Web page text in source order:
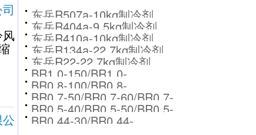
东岳R507a-10kg制冷剂
东岳R404a-9.5kg制冷剂
东岳R410a-10kg制冷剂
东岳R134a-22.7kg制冷剂
东岳R22-22.7kg制冷剂
BR1.0-150/BR1.0-
180/BR1.0-200/BR1.0-280
板式换热器、
BR0.8-100/BR0.8-
150/BR0.8-180/BR0.8-200
板式换热器厂家
BR0.7-50/BR0.7-60/BR0.7-
70/BR0.7-80/BR0.7-90
BR0.5-40/BR0.5-50/BR0.5-
60/BR0.5-70板式换热器厂
BR0.44-30/BR0.44-